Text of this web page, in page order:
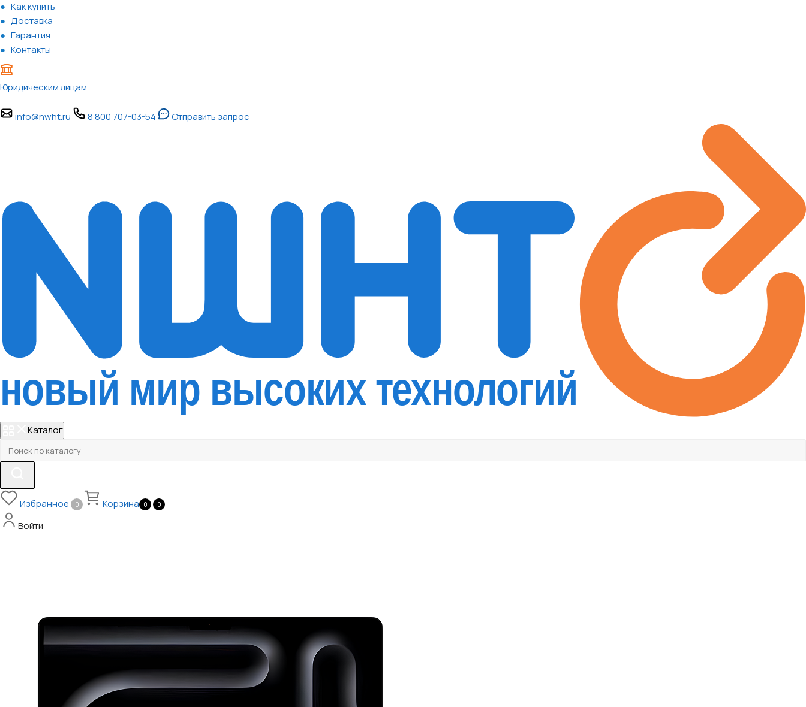
Как купить
Доставка
Гарантия
Контакты
Юридическим лицам
info@nwht.ru 8 800 707-03-54 Отправить запрос
Каталог
Избранное 0 Корзина 0 0
Войти